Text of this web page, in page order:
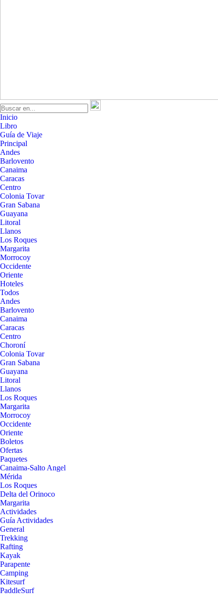
Inicio
Libro
Guía de Viaje
Principal
Andes
Barlovento
Canaima
Caracas
Centro
Colonia Tovar
Gran Sabana
Guayana
Litoral
Llanos
Los Roques
Margarita
Morrocoy
Occidente
Oriente
Hoteles
Todos
Andes
Barlovento
Canaima
Caracas
Centro
Choroní
Colonia Tovar
Gran Sabana
Guayana
Litoral
Llanos
Los Roques
Margarita
Morrocoy
Occidente
Oriente
Boletos
Ofertas
Paquetes
Canaima-Salto Angel
Mérida
Los Roques
Delta del Orinoco
Margarita
Actividades
Guía Actividades
General
Trekking
Rafting
Kayak
Parapente
Camping
Kitesurf
PaddleSurf